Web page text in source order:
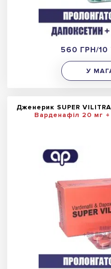
560 ГРН/
У
Дженерик SUPER
Варденафіл 20 мг